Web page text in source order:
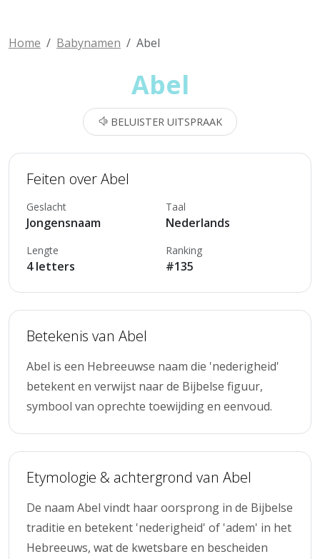
Home Babynamen Abel
Abel
BELUISTER UITSPRAAK
Feiten over Abel
Geslacht
Jongensnaam
Taal
Nederlands
Lengte
4 letters
Ranking
#135
Betekenis van Abel
Abel is een Hebreeuwse naam die 'nederigheid'
betekent en verwijst naar de Bijbelse figuur,
symbool van oprechte toewijding en eenvoud.
Etymologie & achtergrond van Abel
De naam Abel vindt haar oorsprong in de Bijbelse
traditie en betekent 'nederigheid' of 'adem' in het
Hebreeuws, wat de kwetsbare en bescheiden